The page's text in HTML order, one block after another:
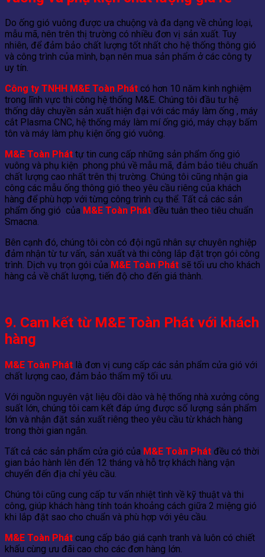
Do ống gió vuông được ưa chuộng và đa dạng về chủng loại,
mẫu mã, nên trên thị trường có nhiều đơn vị sản xuất. Tuy
nhiên, để đảm bảo chất lượng tốt nhất cho hệ thống thông gió
và công trình của mình, bạn nên mua sản phẩm ở các công ty
uy tín.
Công ty TNHH M&E Toàn Phát có hơn 10 năm kinh nghiệm
trong lĩnh vực thi công hệ thống M&E. Chúng tôi đầu tư hệ
thống dây chuyền sản xuất hiện đại với các máy làm ống , máy
cắt Plasma CNC, hệ thống máy làm mí ống gió, máy chạy bấm
tôn và máy làm phụ kiện ống gió vuông.
M&E Toàn Phát tự tin cung cấp những sản phẩm ống gió
vuông và phụ kiện phong phú về mẫu mã, đảm bảo tiêu chuẩn
chất lượng cao nhất trên thị trường. Chúng tôi cũng nhận gia
công các mẫu ống thông gió theo yêu cầu riêng của khách
hàng để phù hợp với từng công trình cụ thể. Tất cả các sản
phẩm ống gió của M&E Toàn Phát đều tuân theo tiêu chuẩn
Smacna.
Bên cạnh đó, chúng tôi còn có đội ngũ nhân sự chuyên nghiệp
đảm nhận từ tư vấn, sản xuất và thi công lắp đặt trọn gói công
trình. Dịch vụ trọn gói của M&E Toàn Phát sẽ tối ưu cho khách
hàng cả về chất lượng, tiến độ cho đến giá thành.
9. Cam kết từ M&E Toàn Phát với khách
hàng
M&E Toàn Phát là đơn vị cung cấp các sản phẩm cửa gió với
chất lượng cao, đảm bảo thẩm mỹ tối ưu.
Với nguồn nguyên vật liệu dồi dào và hệ thống nhà xưởng công
suất lớn, chúng tôi cam kết đáp ứng được số lượng sản phẩm
lớn và nhận đặt sản xuất riêng theo yêu cầu từ khách hàng
trong thời gian ngắn.
Tất cả các sản phẩm cửa gió của M&E Toàn Phát đều có thời
gian bảo hành lên đến 12 tháng và hỗ trợ khách hàng vận
chuyển đến địa chỉ yêu cầu.
Chúng tôi cũng cung cấp tư vấn nhiệt tình về kỹ thuật và thi
công, giúp khách hàng tính toán khoảng cách giữa 2 miệng gió
khi lắp đặt sao cho chuẩn và phù hợp với yêu cầu.
M&E Toàn Phát cung cấp báo giá cạnh tranh và luôn có chiết
khấu cùng ưu đãi cao cho các đơn hàng lớn.